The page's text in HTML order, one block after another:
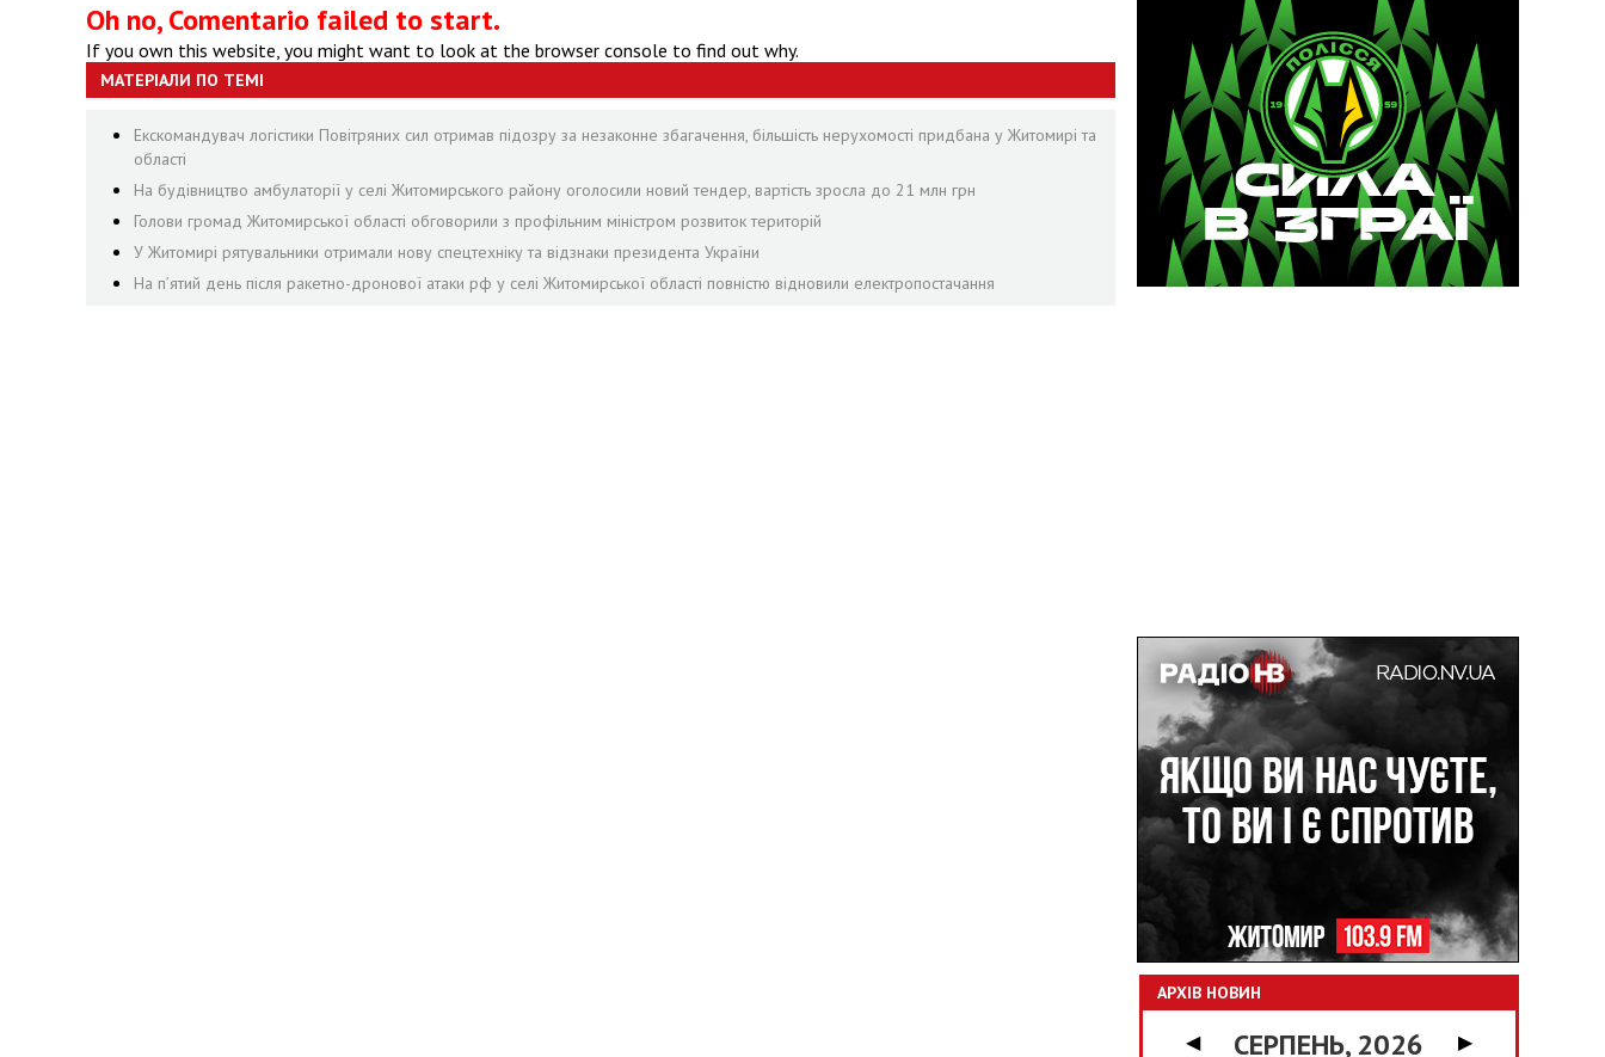
Oh no, Comentario failed to start.
If you own this website, you might want to look at the browser console to find out why.
МАТЕРІАЛИ ПО ТЕМІ
Екскомандувач логістики Повітряних сил отримав підозру за незаконне збагачення, більшість нерухомості придбана у Житомирі та
області
На будівництво амбулаторії у селі Житомирського району оголосили новий тендер, вартість зросла до 21 млн грн
Голови громад Житомирської області обговорили з профільним міністром розвиток територій
У Житомирі рятувальники отримали нову спецтехніку та відзнаки президента України
На пʼятий день після ракетно-дронової атаки рф у селі Житомирської області повністю відновили електропостачання
АРХІВ НОВИН
◀ СЕРПЕНЬ, 2026
▶